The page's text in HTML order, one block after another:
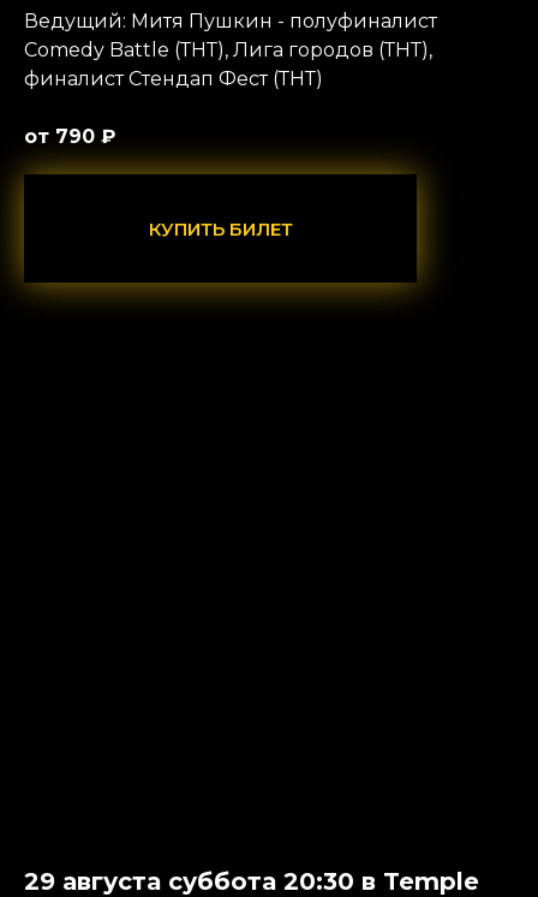
Ведущий: Митя Пушкин - полуфиналист
Comedy Battle (ТНТ), Лига городов (ТНТ),
финалист Стендап Фест (ТНТ)
от 790 ₽
КУПИТЬ БИЛЕТ
29 августа суббота 20:30 в Temple